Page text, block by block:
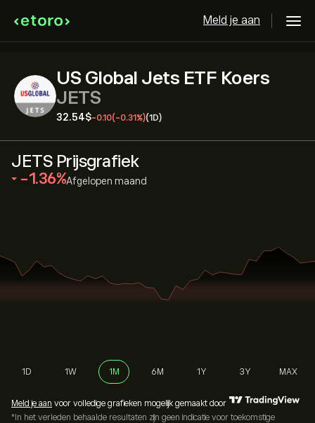
Meld je aan
US Global Jets ETF Koers
JETS
32.54‎$‎-0.10(-0.31%)(1D)
JETS Prijsgrafiek
‎-1.36‎ Afgelopen maand
1D 1W 1M 6M 1Y 3Y MAX
Meld je aan voor volledige grafieken mogelijk gemaakt door
*In het verleden behaalde resultaten zijn geen indicatie voor toekomstige